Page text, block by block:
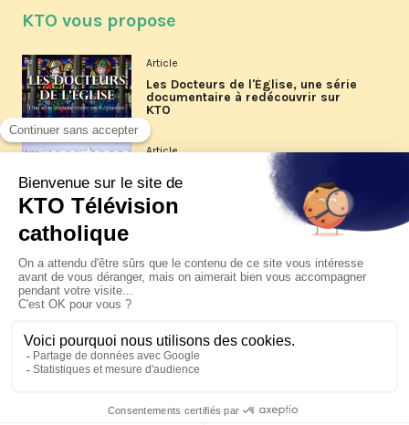
KTO vous propose
Article
Les Docteurs de l'Église, une série
documentaire à redécouvrir sur
KTO
Article
Les reportages d'été 2026 de KTO
La visite pastorale du pape Léon
XIV à Assise à suivre sur KTO le
jeudi 6 août
Le pape en Uruguay, Argentine et
Pérou du 6 au 17 novembre 2026